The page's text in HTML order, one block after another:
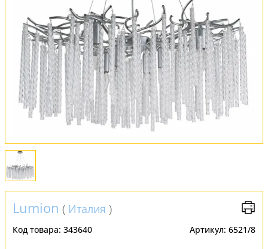
Обмен и возврат
Установка
FAQ
Отзывы
Lumion ( Италия )
Код товара: 343640 Артикул: 6521/8